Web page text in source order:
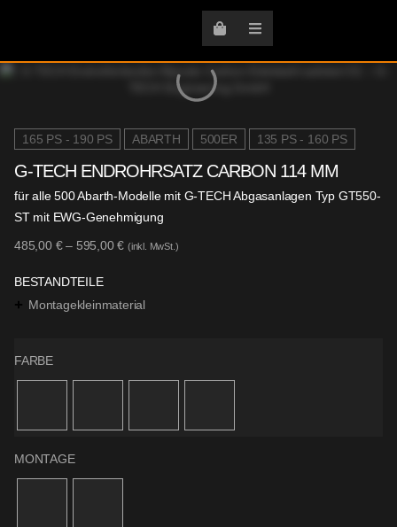
165 PS - 190 PS ABARTH 500ER 135 PS - 160 PS
G-TECH ENDROHRSATZ CARBON 114 MM
für alle 500 Abarth-Modelle mit G-TECH Abgasanlagen Typ GT550-
ST mit EWG-Genehmigung
485,00 €– 595,00€ (inkl. MwSt.)
BESTANDTEILE
Montagekleinmaterial
FARBE
MONTAGE